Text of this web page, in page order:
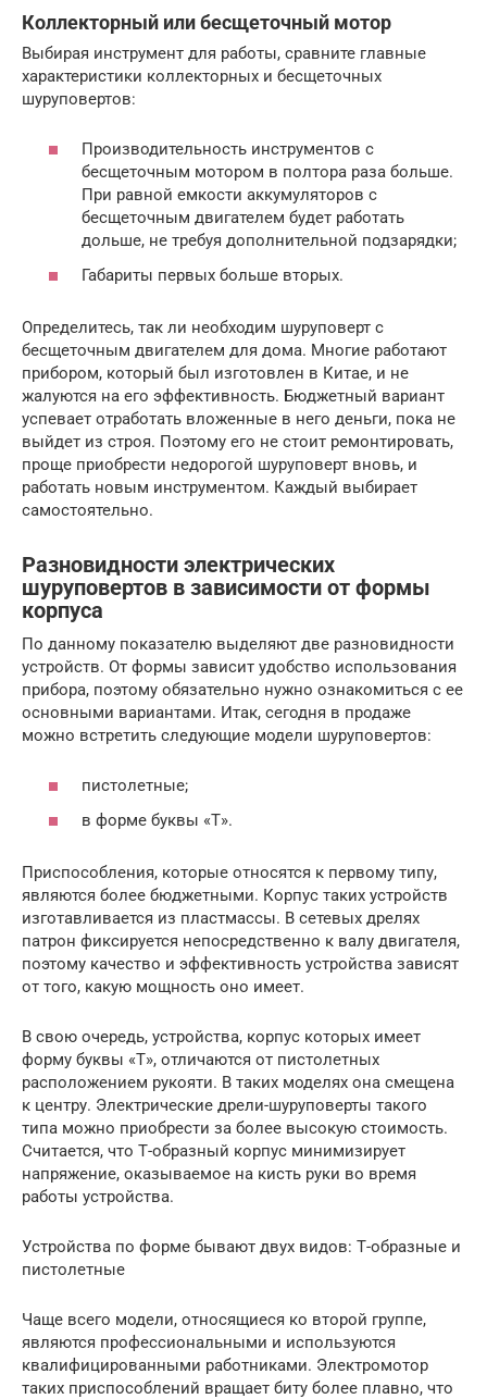
Коллекторный или бесщеточный мотор
Выбирая инструмент для работы, сравните главные
характеристики коллекторных и бесщеточных
шуруповертов:
Производительность инструментов с
бесщеточным мотором в полтора раза больше.
При равной емкости аккумуляторов с
бесщеточным двигателем будет работать
дольше, не требуя дополнительной подзарядки;
Габариты первых больше вторых.
Определитесь, так ли необходим шуруповерт с
бесщеточным двигателем для дома. Многие работают
прибором, который был изготовлен в Китае, и не
жалуются на его эффективность. Бюджетный вариант
успевает отработать вложенные в него деньги, пока не
выйдет из строя. Поэтому его не стоит ремонтировать,
проще приобрести недорогой шуруповерт вновь, и
работать новым инструментом. Каждый выбирает
самостоятельно.
Разновидности электрических
шуруповертов в зависимости от формы
корпуса
По данному показателю выделяют две разновидности
устройств. От формы зависит удобство использования
прибора, поэтому обязательно нужно ознакомиться с ее
основными вариантами. Итак, сегодня в продаже
можно встретить следующие модели шуруповертов:
пистолетные;
в форме буквы «Т».
Приспособления, которые относятся к первому типу,
являются более бюджетными. Корпус таких устройств
изготавливается из пластмассы. В сетевых дрелях
патрон фиксируется непосредственно к валу двигателя,
поэтому качество и эффективность устройства зависят
от того, какую мощность оно имеет.
В свою очередь, устройства, корпус которых имеет
форму буквы «Т», отличаются от пистолетных
расположением рукояти. В таких моделях она смещена
к центру. Электрические дрели-шуруповерты такого
типа можно приобрести за более высокую стоимость.
Считается, что Т-образный корпус минимизирует
напряжение, оказываемое на кисть руки во время
работы устройства.
Устройства по форме бывают двух видов: Т-образные и
пистолетные
Чаще всего модели, относящиеся ко второй группе,
являются профессиональными и используются
квалифицированными работниками. Электромотор
таких приспособлений вращает биту более плавно, что